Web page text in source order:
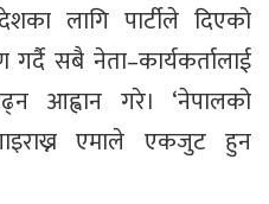
लागि पार्टीले दिएको
सबै नेता–कार्यकर्तालाई
आह्वान गरे। ‘नेपालको
एमाले एकजुट हुन